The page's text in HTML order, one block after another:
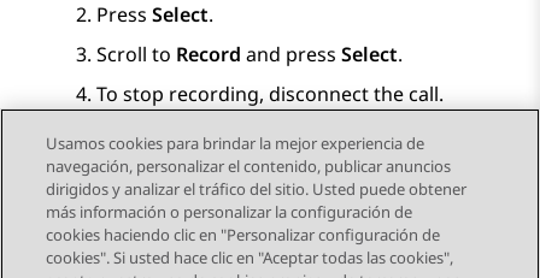
Press Select.
Scroll to Record and press Select.
To stop recording, disconnect the call.
Send Feedback
Usamos cookies para brindar la mejor experiencia de
navegación, personalizar el contenido, publicar anuncios
dirigidos y analizar el tráfico del sitio. Usted puede obtener
más información o personalizar la configuración de
cookies haciendo clic en "Personalizar configuración de
cookies". Si usted hace clic en "Aceptar todas las cookies",